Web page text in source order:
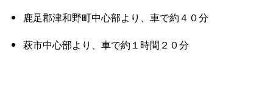
鹿足郡津和野町中心部より、車で約４０分
萩市中心部より、車で約１時間２０分